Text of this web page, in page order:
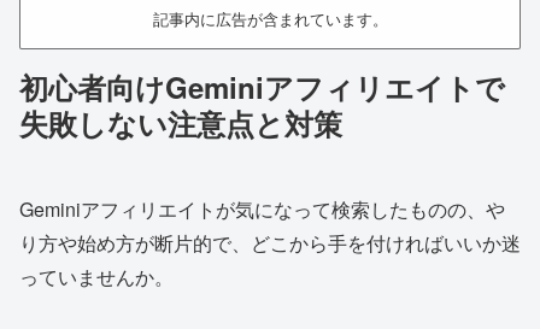
記事内に広告が含まれています。
初心者向けGeminiアフィリエイトで
失敗しない注意点と対策
Geminiアフィリエイトが気になって検索したものの、や
り方や始め方が断片的で、どこから手を付ければいいか迷
っていませんか。